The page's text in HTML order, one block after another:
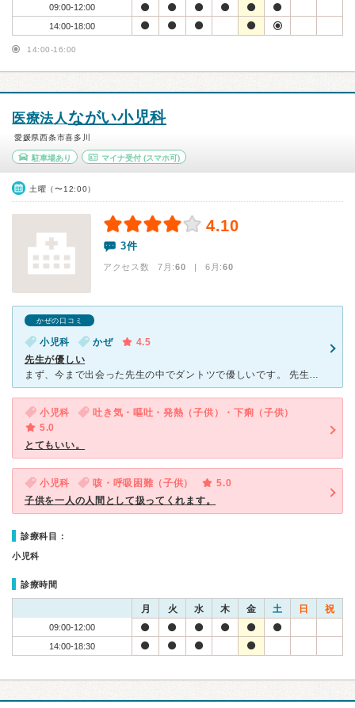
09:00-12:00
14:00-18:00
14:00-16:00
医療法人ながい小児科
愛媛県西条市喜多川
駐車場あり マイナ受付(スマホ可)
土曜（〜12:00）
4.10
3件
アクセス数 7月:60 | 6月:60
かぜの口コミ
小児科 かぜ
4.5
先生が優しい
まず、今まで出会った先生の中でダントツで優しいです。 先生は60代後半くらいの男性ですが、背筋もピンとしてハキハキしています。保育園の子供の点滴をしてくれましたが、漏れた事も1度もないです。あんな細
小児科
吐き気・嘔吐・発熱（子供）・下痢（子供）
5.0
とてもいい。
小児科 咳・呼吸困難（子供）
5.0
子供を一人の人間として扱ってくれます。
診療科目：
小児科
診療時間
月 火 水 木 金 土 日 祝
09:00-12:00
14:00-18:30